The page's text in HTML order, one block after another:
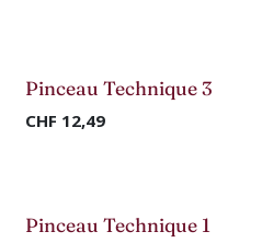
Nouveau !
Pinceau Technique 3
CHF 12,49
Pinceau Technique 1